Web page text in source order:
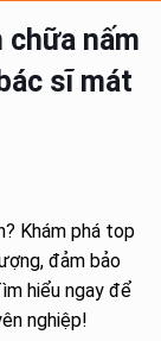
chữa nấm
sĩ mát
Khám phá top
đảm bảo
hiểu ngay để
nghiệp!